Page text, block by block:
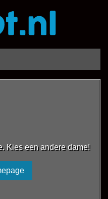
Kies een andere dame!